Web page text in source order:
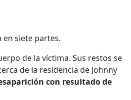
en siete partes.
de la víctima. Sus restos se
de la residencia de Johnny
con resultado de